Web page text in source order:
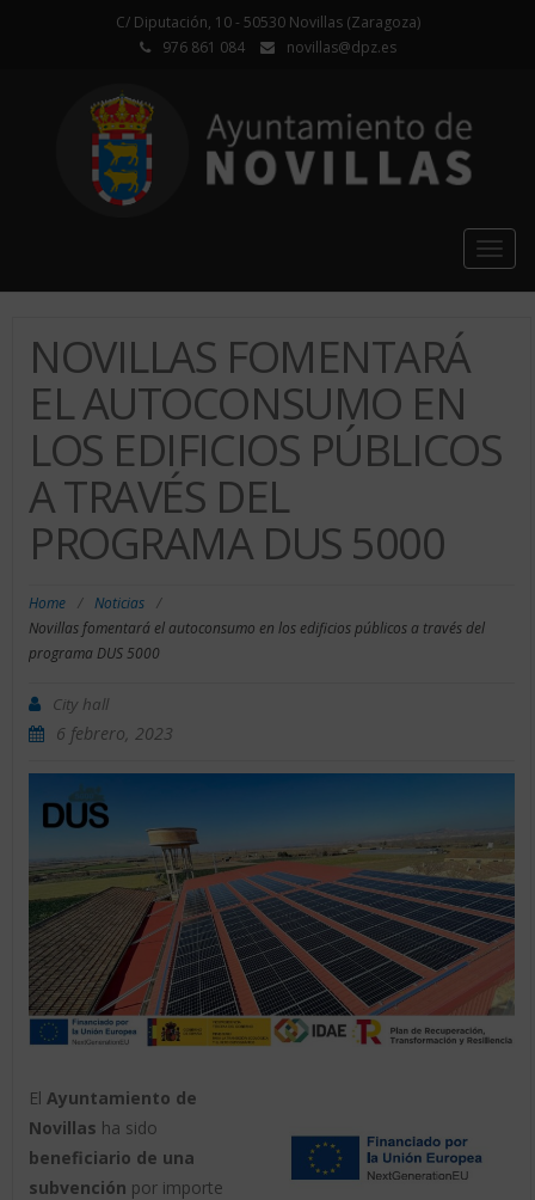
C/ Diputación, 10 - 50530 Novillas (Zaragoza)
976 861 084
novillas@dpz.es
NOVILLAS FOMENTARÁ
EL AUTOCONSUMO EN
LOS EDIFICIOS PÚBLICOS
A TRAVÉS DEL
PROGRAMA DUS 5000
Home / Noticias /
Novillas fomentará el autoconsumo en los edificios públicos a través del
programa DUS 5000
City hall
6 febrero, 2023
El Ayuntamiento de
Novillas ha sido
beneficiario de una
subvención por importe